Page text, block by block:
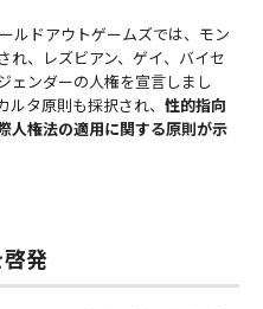
ルドアウトゲームズでは、モン
れ、レズビアン、ゲイ、バイセ
ェンダーの人権を宣言しまし
タ原則も採択され、 性的指向
人権法の適用に関する原則が示
発